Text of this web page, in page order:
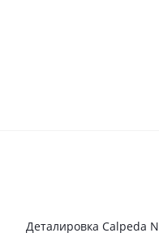
Деталировка Calpeda N